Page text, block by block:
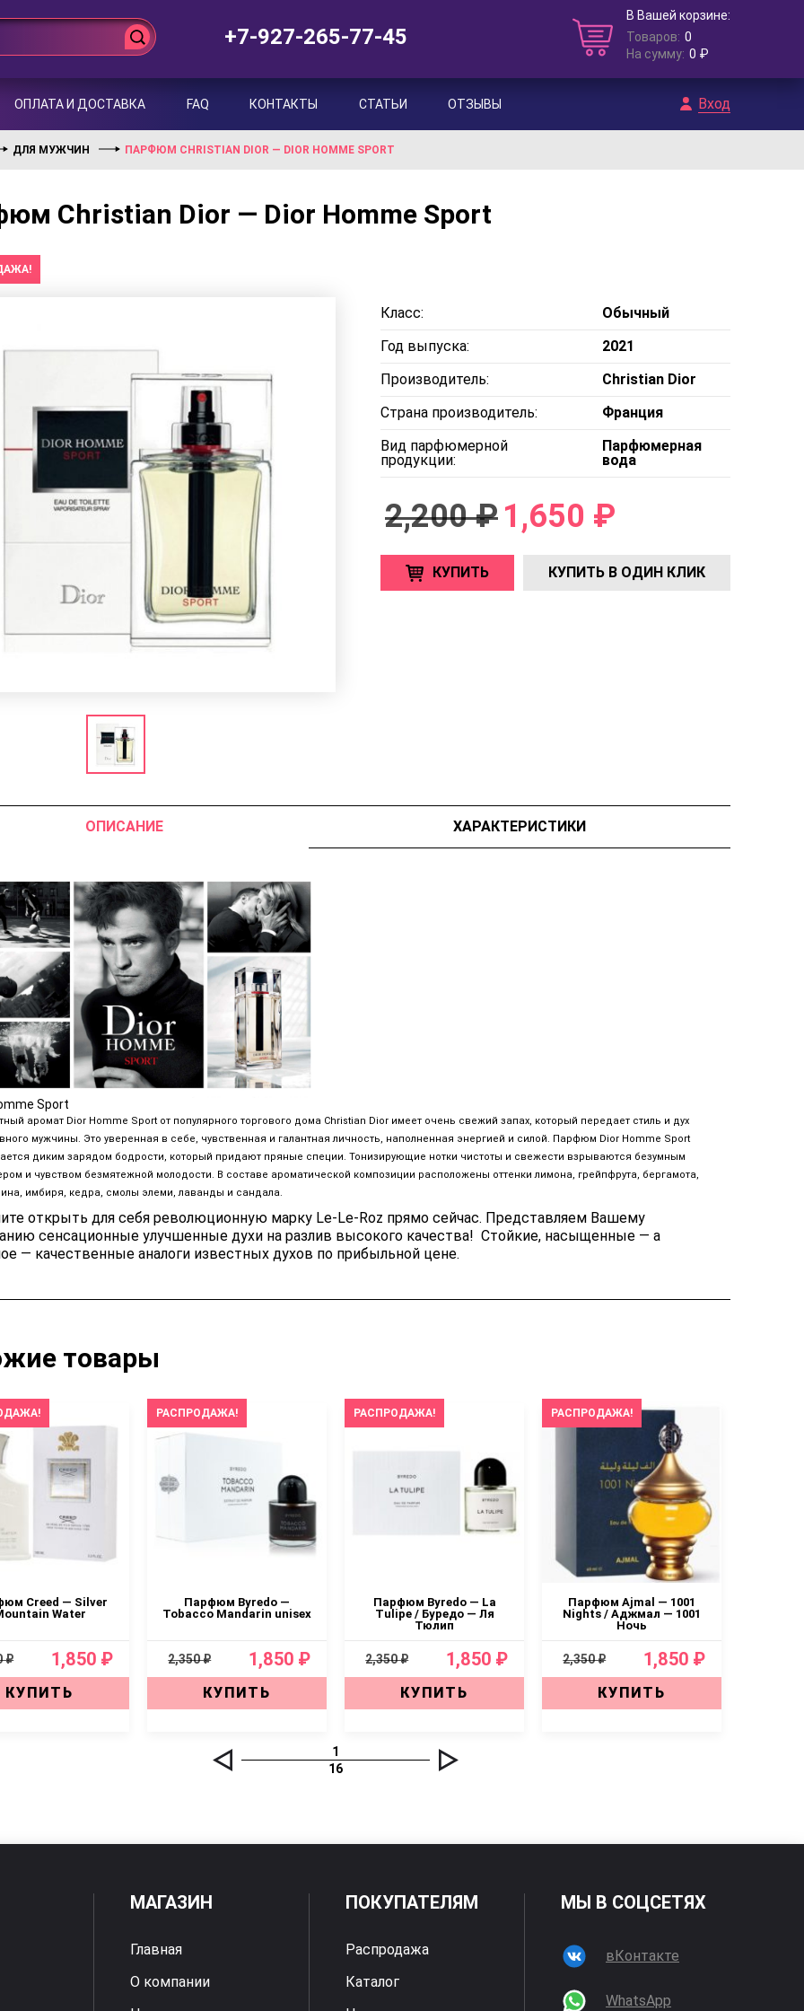
+7-927-265-77-45
В Вашей корзине:
Товаров: 0
На сумму: 0 ₽
ОПЛАТА И ДОСТАВКА FAQ КОНТАКТЫ СТАТЬИ ОТЗЫВЫ Вход
ДЛЯ МУЖЧИН ПАРФЮМ CHRISTIAN DIOR — DIOR HOMME SPORT
Christian Dior — Dior Homme Sport
Класс:
Обычный
Год выпуска:
2021
Производитель:
Christian Dior
Страна производитель:
Франция
Вид парфюмерной
продукции:
Парфюмерная
вода
2,200 ₽1,650 ₽
КУПИТЬ КУПИТЬ В ОДИН КЛИК
ОПИСАНИЕ ХАРАКТЕРИСТИКИ
Sport
аромат Dior Homme Sport от популярного торгового дома Christian Dior имеет очень свежий запах, который передает стиль и дух
мужчины. Это уверенная в себе, чувственная и галантная личность, наполненная энергией и силой. Парфюм Dior Homme Sport
диким зарядом бодрости, который придают пряные специи. Тонизирующие нотки чистоты и свежести взрываются безумным
и чувством безмятежной молодости. В составе ароматической композиции расположены оттенки лимона, грейпфрута, бергамота,
имбиря, кедра, смолы элеми, лаванды и сандала.
открыть для себя революционную марку Le-Le-Roz прямо сейчас. Представляем Вашему
сенсационные улучшенные духи на разлив высокого качества! Стойкие, насыщенные — а
— качественные аналоги известных духов по прибыльной цене.
товары
Creed — Silver
Water
₽ 1,850 ₽
КУПИТЬ
РАСПРОДАЖА!
Парфюм Byredo —
Tobacco Mandarin unisex
2,350 ₽ 1,850 ₽
КУПИТЬ
РАСПРОДАЖА!
Парфюм Byredo — La
Tulipe / Буредо — Ля
Тюлип
2,350 ₽ 1,850 ₽
КУПИТЬ
РАСПРОДАЖА!
Парфюм Ajmal — 1001
Nights / Аджмал — 1001
Ночь
2,350 ₽ 1,850 ₽
КУПИТЬ
1
16
МАГАЗИН
Главная
О компании
ПОКУПАТЕЛЯМ
Распродажа
Каталог
МЫ В СОЦСЕТЯХ
вКонтакте
WhatsApp